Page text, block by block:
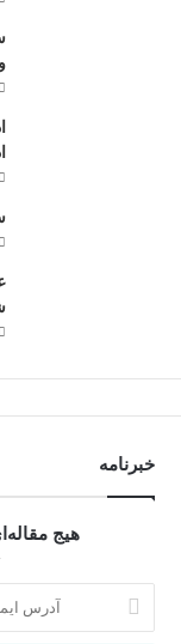
خبرنامه
هیج
آدرس
ایمیل